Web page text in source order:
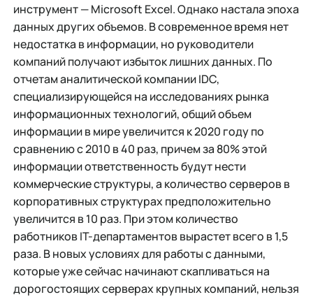
инструмент — Microsoft Excel. Однако настала эпоха
данных других объемов. В современное время нет
недостатка в информации, но руководители
компаний получают избыток лишних данных. По
отчетам аналитической компании IDC,
специализирующейся на исследованиях рынка
информационных технологий, общий объем
информации в мире увеличится к 2020 году по
сравнению с 2010 в 40 раз, причем за 80% этой
информации ответственность будут нести
коммерческие структуры, а количество серверов в
корпоративных структурах предположительно
увеличится в 10 раз. При этом количество
работников IT-департаментов вырастет всего в 1,5
раза. В новых условиях для работы с данными,
которые уже сейчас начинают скапливаться на
дорогостоящих серверах крупных компаний, нельзя